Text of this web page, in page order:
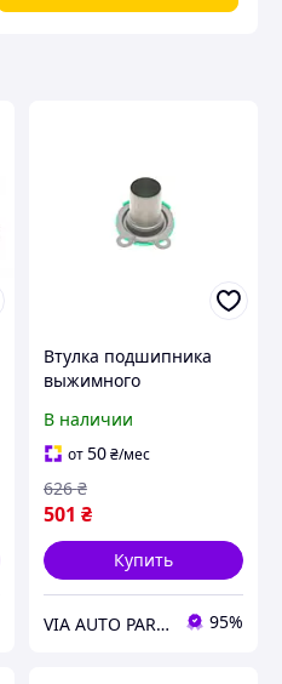
Втулка подшипника
выжимного
Caddy II/III/IV/T4/T5/T6
90-20 VIKA
В наличии
от50₴/мес
501 ₴
626 ₴
Купить
VIA AUTO PARTS MARKET 95%